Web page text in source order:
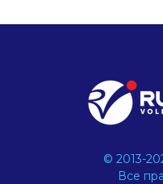
© 2013-
Все